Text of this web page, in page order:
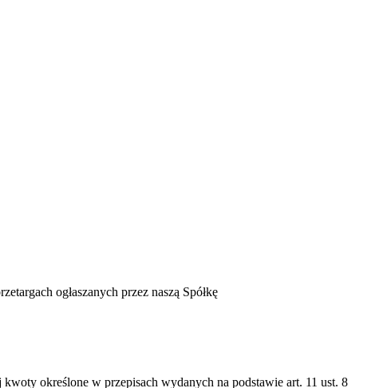
ogłaszanych przez naszą Spółkę
określone w przepisach wydanych na podstawie art. 11 ust. 8